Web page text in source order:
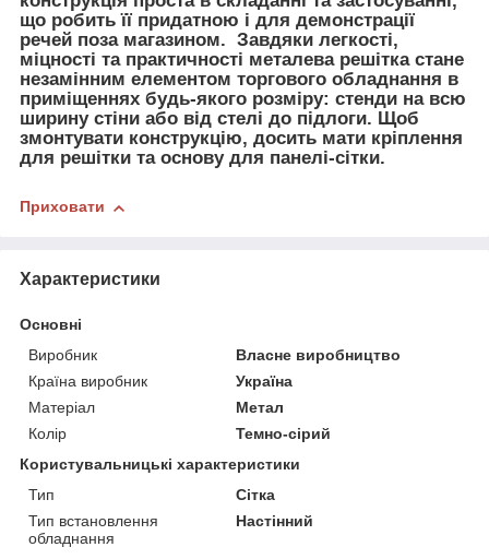
що робить її придатною і для демонстрації
речей поза магазином. Завдяки легкості,
міцності та практичності металева решітка стане
незамінним елементом торгового обладнання в
приміщеннях будь-якого розміру: стенди на всю
ширину стіни або від стелі до підлоги. Щоб
змонтувати конструкцію, досить мати кріплення
для решітки та основу для панелі-сітки.
Приховати
Характеристики
Основні
Виробник
Власне виробництво
Країна виробник
Україна
Матеріал
Метал
Колір
Темно-сірий
Користувальницькі характеристики
Тип
Сітка
Тип встановлення
обладнання
Настінний